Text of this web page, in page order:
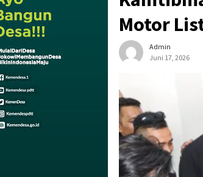
Motor
Admin
Juni 17, 2026